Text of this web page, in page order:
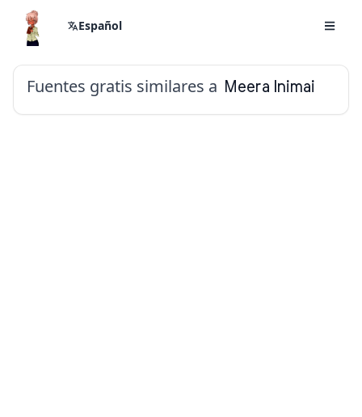
Español
Fuentes gratis similares a Meera Inimai